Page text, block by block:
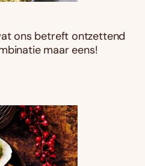
ons betreft ontzettend
maar eens!